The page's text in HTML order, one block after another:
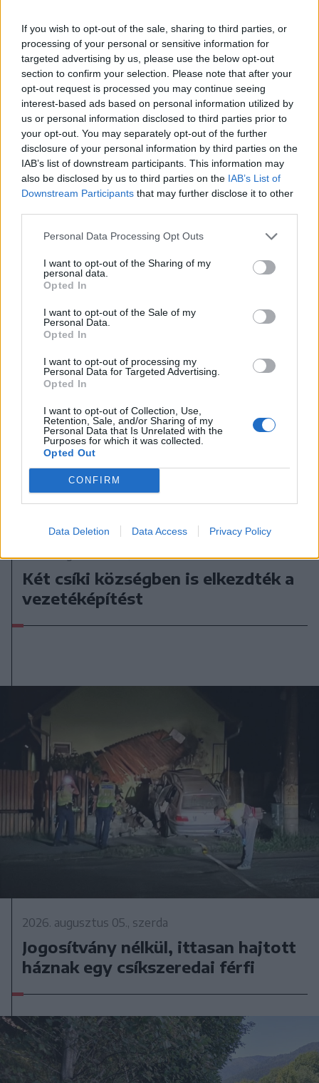
If you wish to opt-out of the sale, sharing to third parties, or
processing of your personal or sensitive information for
targeted advertising by us, please use the below opt-out
section to confirm your selection. Please note that after your
opt-out request is processed you may continue seeing
interest-based ads based on personal information utilized by
us or personal information disclosed to third parties prior to
your opt-out. You may separately opt-out of the further
disclosure of your personal information by third parties on the
IAB’s list of downstream participants. This information may
also be disclosed by us to third parties on the IAB’s List of
Downstream Participants that may further disclose it to other
Personal Data Processing Opt Outs
I want to opt-out of the Sharing of my
personal data.
Opted In
I want to opt-out of the Sale of my
Personal Data.
Opted In
I want to opt-out of processing my
Personal Data for Targeted Advertising.
Opted In
I want to opt-out of Collection, Use,
Retention, Sale, and/or Sharing of my
Personal Data that Is Unrelated with the
Purposes for which it was collected.
Opted Out
CONFIRM
Data Deletion Data Access Privacy Policy
Egy újonc jelentkezett, több
átsorolás a Csík körzeti
focibajnokság új idényében
Nőileg
Sándor Ella: Na, indíts, s
menjünk!
A rovat további cikkei
2026. augusztus 06., csütörtök
Két csíki községben is elkezdték a
vezetéképítést
2026. augusztus 05., szerda
Jogosítvány nélkül, ittasan hajtott
háznak egy csíkszeredai férfi